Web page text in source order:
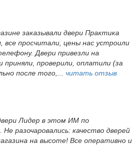
заказывали двери Практика
просчитали, цены нас устроили
Двери привезли на
приняли, проверили, оплатили (за
после того,... читать отзыв
Лидер в этом ИМ по
Не разочаровались: качество дверей
на высоте! Все оперативно и